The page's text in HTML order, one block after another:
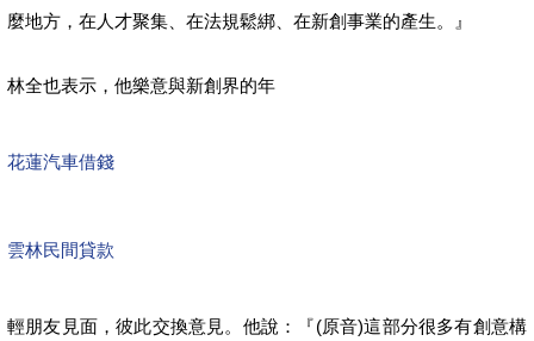
麼地方，在人才聚集、在法規鬆綁、在新創事業的產生。』
林全也表示，他樂意與新創界的年
花蓮汽車借錢
雲林民間貸款
輕朋友見面，彼此交換意見。他說：『(原音)這部分很多有創意構